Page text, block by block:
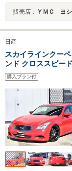
販売店： ＹＭＣ ヨシ
日産
スカイラインクー
ンド クロススピー
購入プラン付